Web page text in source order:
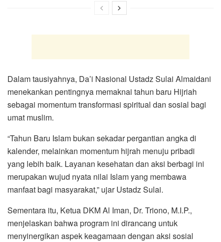
Dalam tausiyahnya, Da’i Nasional Ustadz Sulai Almaidani
menekankan pentingnya memaknai tahun baru Hijriah
sebagai momentum transformasi spiritual dan sosial bagi
umat muslim.
“Tahun Baru Islam bukan sekadar pergantian angka di
kalender, melainkan momentum hijrah menuju pribadi
yang lebih baik. Layanan kesehatan dan aksi berbagi ini
merupakan wujud nyata nilai Islam yang membawa
manfaat bagi masyarakat,” ujar Ustadz Sulai.
Sementara itu, Ketua DKM Al Iman, Dr. Triono, M.I.P.,
menjelaskan bahwa program ini dirancang untuk
menyinergikan aspek keagamaan dengan aksi sosial